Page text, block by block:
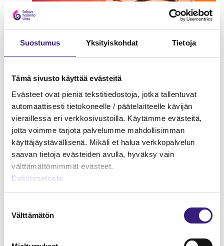
Suostumus Yksityiskohdat Tietoja
Tämä sivusto käyttää evästeitä
Evästeet ovat pieniä tekstitiedostoja, jotka tallentuvat
automaattisesti tietokoneelle / päätelaitteelle kävijän
vieraillessa eri verkkosivustoilla. Käytämme evästeitä,
jotta voimme tarjota palvelumme mahdollisimman
käyttäjäystävällisenä. Mikäli et halua verkkopalvelun
saavan tietoja evästeiden avulla, hyväksy vain
välttämättömimmät evästeet.
Evästeseloste
valinta
Välttämätön
Kirjanpitäjän peruskurssi II –
Tilinpäätöksen perusteet